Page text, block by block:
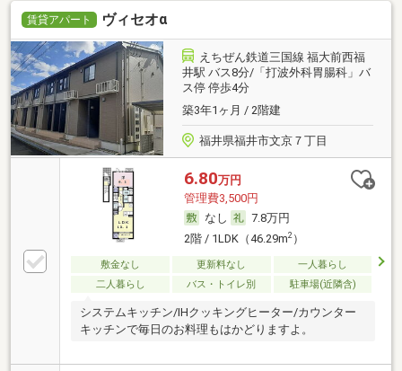
賃貸アパート ヴィセオα
えちぜん鉄道三国線 福大前西福
井駅 バス8分/「打波外科胃腸科」バ
ス停 停歩4分
築3年1ヶ月 / 2階建
福井県福井市文京７丁目
6.80万円
管理費3,500円
なし
7.8万円
2階 / 1LDK（46.29m2）
敷金なし 更新料なし
一人暮らし
二人暮らし
バス・トイレ別 駐車場(近隣含)
システムキッチン/IHクッキングヒーター/カウンター
キッチンで毎日のお料理もはかどりますよ。